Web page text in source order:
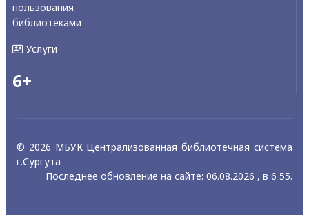
пользования
библиотеками
Услуги
6+
© 2026 МБУК Централизованная библиотечная система
г.Сургута
Последнее обновление на сайте: 06.08.2026 , в 6 55.